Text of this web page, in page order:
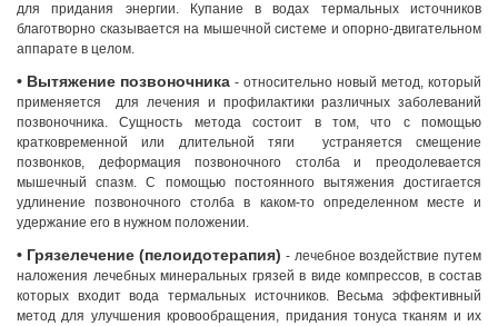
для придания энергии. Купание в водах термальных источников
благотворно сказывается на мышечной системе и опорно-двигательном
аппарате в целом.
• Вытяжение позвоночника - относительно новый метод, который
применяется для лечения и профилактики различных заболеваний
позвоночника. Сущность метода состоит в том, что с помощью
кратковременной или длительной тяги устраняется смещение
позвонков, деформация позвоночного столба и преодолевается
мышечный спазм. С помощью постоянного вытяжения достигается
удлинение позвоночного столба в каком-то определенном месте и
удержание его в нужном положении.
• Грязелечение (пелоидотерапия) - лечебное воздействие путем
наложения лечебных минеральных грязей в виде компрессов, в состав
которых входит вода термальных источников. Весьма эффективный
метод для улучшения кровообращения, придания тонуса тканям и их